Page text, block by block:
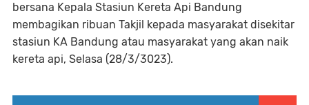
bersana Kepala Stasiun Kereta Api Bandung
membagikan ribuan Takjil kepada masyarakat disekitar
stasiun KA Bandung atau masyarakat yang akan naik
kereta api, Selasa (28/3/3023).